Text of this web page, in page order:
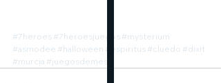
#7heroes #7heroesjuegos #mysterium
#asmodee #halloween #espiritus #cluedo #dixit
#murcia #juegosdemesa